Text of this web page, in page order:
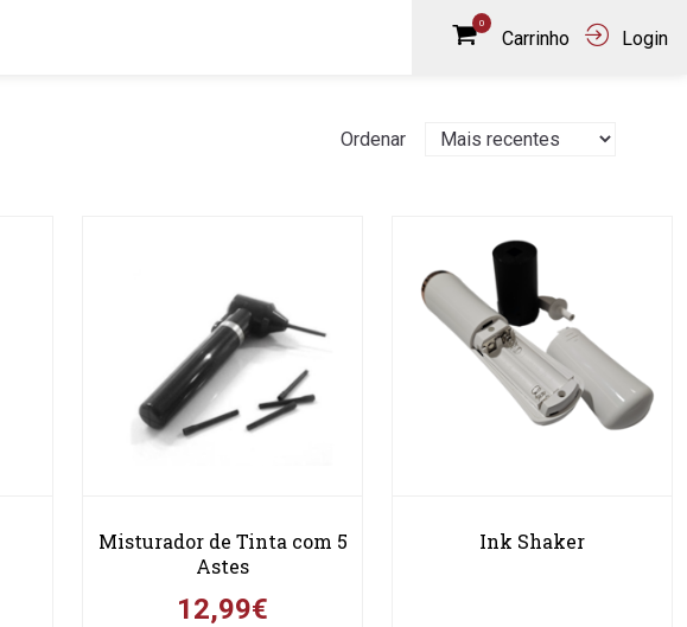
0
Carrinho Login
Ordenar
Misturador de Tinta com 5
Astes
12,99€
Ink Shaker